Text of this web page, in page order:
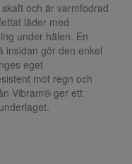
och är varmfodrad
läder med
under hälen. En
insidan gör den enkel
eget
mot regn och
Vibram® ger ett